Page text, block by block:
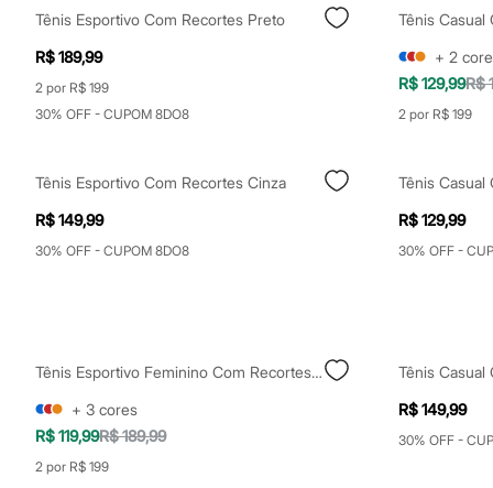
Maiôs
Saídas de praia
Personagens
Plus size
Blusas e Camisetas
Calças
Moda esportiva
Shorts e Saias
Vestidos
Masculino
Em alta
Camisas
Camisetas e Regatas
Casacos e Jaquetas
Jeans
Polos
Tênis Esportivo Com Recortes Preto
R$ 189,99
2 por R$ 199
30% OFF - CUPOM 8DO8
+ 2
R$ 129,99R$
2 por R$ 199
Tênis Esportivo Com Recortes Cinza
R$ 149,99
30% OFF - CUPOM 8DO8
Tênis Casual
R$ 129,99
30% OFF -
Tênis Esportivo Feminino Com Recortes Preto
+ 3 cores
R$ 119,99R$ 189,99
2 por R$ 199
Tênis Casual
R$ 149,99
30% OFF -